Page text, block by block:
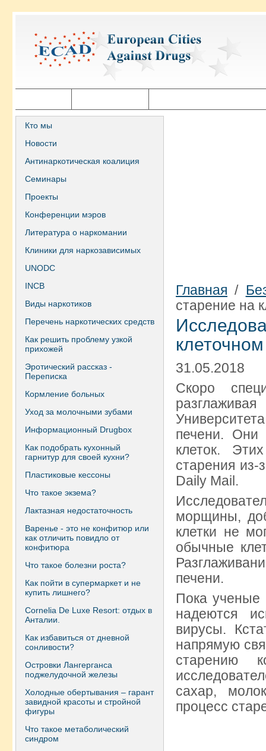
Кто мы
Новости
Антинаркотическая коалиция
Семинары
Проекты
Конференции мэров
Литература о наркомании
Клиники для наркозависимых
UNODC
INCB
Виды наркотиков
Перечень наркотических средств
Как решить проблему узкой
прихожей
Эротический рассказ -
Переписка
Кормление больных
Уход за молочными зубами
Информационный Drugbox
Как подобрать кухонный
гарнитур для своей кухни?
Пластиковые кессоны
Что такое экзема?
Лактазная недостаточность
Варенье - это не конфитюр или
как отличить повидло от
конфитюра
Что такое болезни роста?
Как пойти в супермаркет и не
купить лишнего?
Сornelia De Luxe Resort: отдых в
Анталии.
Как избавиться от дневной
сонливости?
Островки Лангерганса
поджелудочной железы
Холодные обертывания – гарант
завидной красоты и стройной
фигуры
Что такое метаболический
синдром
Главная /
старение на
31.05.2018
Скоро
печени. Они
клеток.
старения
Daily Mail.
морщины,
клетки не
обычные
печени.
Пока ученые
надеются
вирусы.
напрямую
старению
сахар,
процесс